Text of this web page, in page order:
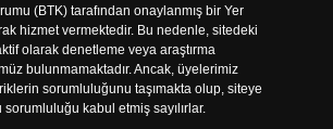
(BTK) tarafından onaylanmış bir Yer
hizmet vermektedir. Bu nedenle, sitedeki
olarak denetleme veya araştırma
bulunmamaktadır. Ancak, üyelerimiz
sorumluluğunu taşımakta olup, siteye
kabul etmiş sayılırlar.